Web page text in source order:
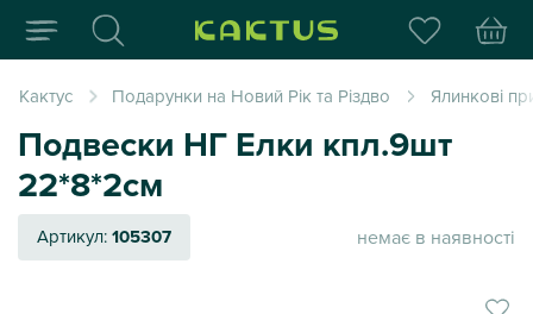
Інтернет-магазин
Кактус Подарунки на Новий Рік та Різдво Ялинкові
Подвески НГ Елки кпл.9шт
22*8*2см
Артикул:105307 немає в наявності